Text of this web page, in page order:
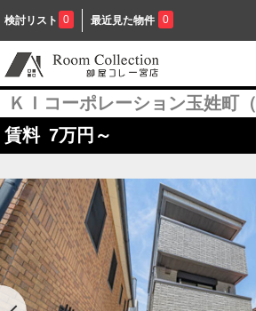
検討リスト 0 最近見た物件 0
ＫＩコーポレーション玉姓町（
賃料 7万円～